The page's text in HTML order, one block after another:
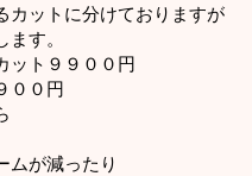
カットに分けておりますが
す。
ット９９００円
００円
ムが減ったり